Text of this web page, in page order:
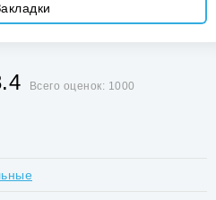
Всего оценок: 1000